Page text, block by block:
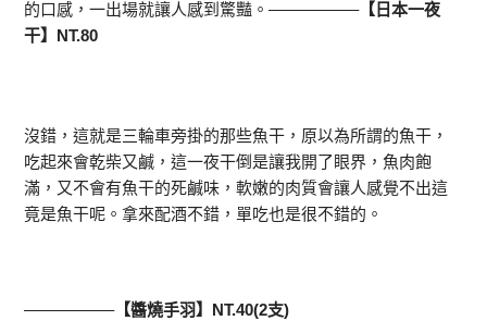
的口感，一出場就讓人感到驚豔。—————–【日本一夜
干】NT.80
沒錯，這就是三輪車旁掛的那些魚干，原以為所謂的魚干，
吃起來會乾柴又鹹，這一夜干倒是讓我開了眼界，魚肉飽
滿，又不會有魚干的死鹹味，軟嫩的肉質會讓人感覺不出這
竟是魚干呢。拿來配酒不錯，單吃也是很不錯的。
—————–【醬燒手羽】NT.40(2支)